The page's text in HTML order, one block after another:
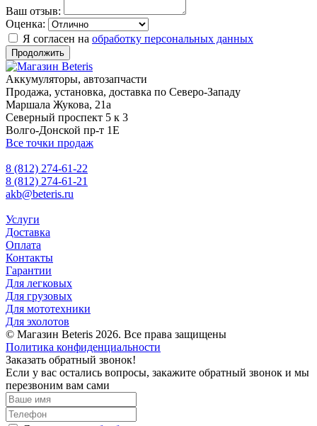
Ваш отзыв:
Оценка:
Я согласен на обработку персональных данных
Продолжить
Аккумуляторы, автозапчасти
Продажа, установка, доставка по Северо-Западу
Маршала Жукова, 21а
Северный проспект 5 к 3
Волго-Донской пр-т 1Е
Все точки продаж
8 (812) 274-61-22
8 (812) 274-61-21
akb@beteris.ru
Услуги
Доставка
Оплата
Контакты
Гарантии
Для легковых
Для грузовых
Для мототехники
Для эхолотов
© Магазин Beteris 2026. Все права защищены
Политика конфиденциальности
Заказать обратный звонок!
Если у вас остались вопросы, закажите обратный звонок и мы
перезвоним вам сами